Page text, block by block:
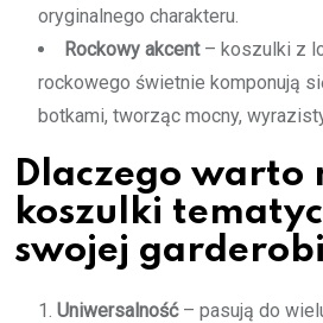
oryginalnego charakteru.
Rockowy akcent– koszulki z
rockowego świetnie komponują
botkami, tworząc mocny,
Dlaczego warto
koszulki
swojej
Uniwersalność– pasują do